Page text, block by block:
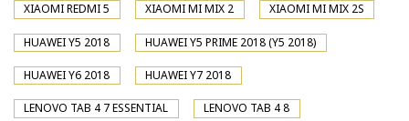
XIAOMI REDMI 5 XIAOMI MI MIX 2 XIAOMI MI MIX 2S
HUAWEI Y5 2018 HUAWEI Y5 PRIME 2018 (Y5 2018)
HUAWEI Y6 2018 HUAWEI Y7 2018
LENOVO TAB 4 7 ESSENTIAL LENOVO TAB 4 8